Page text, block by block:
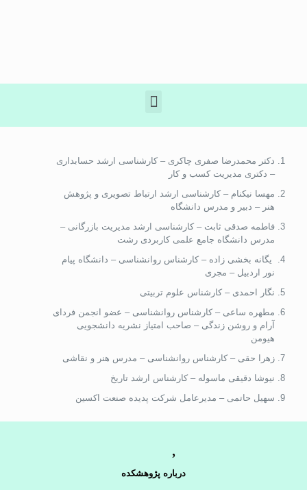
دکتر محمدرضا صفری چاکری – کارشناسی ارشد حسابداری
– دکتری مدیریت کسب و کار
مهسا نیکنام – کارشناسی ارشد ارتباط تصویری و پژوهش
هنر – دبیر و مدرس دانشگاه
فاطمه صدقی ثابت – کارشناسی ارشد مدیریت بازرگانی –
مدرس دانشگاه جامع علمی کاربردی رشت
یگانه بخشی زاده – کارشناس روانشناسی – دانشگاه پیام
نور اردبیل – مجری
نگار احمدی – کارشناس علوم تربیتی
مطهره ساعی – کارشناس روانشناسی – عضو انجمن فردای
آرام و روشن زندگی – صاحب امتیاز نشریه دانشجویی
هیومن
زهرا حقی – کارشناس روانشناسی – مدرس هنر و نقاشی
نیوشا دقیقی ماسوله – کارشناس ارشد تاریخ
سهیل حاتمی – مدیرعامل شرکت پدیده صنعت اکسین
درباره پژوهشکده